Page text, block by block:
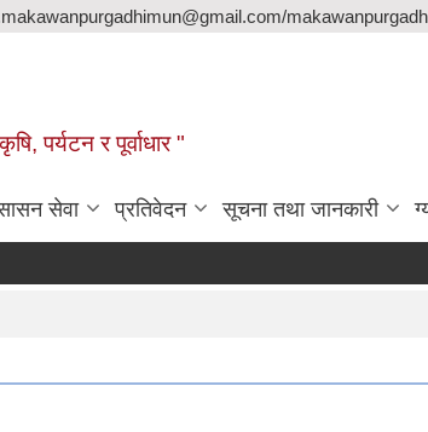
पर्यटन र पूर्वाधार "
सेवा प्रतिवेदन सूचना तथा जानकारी